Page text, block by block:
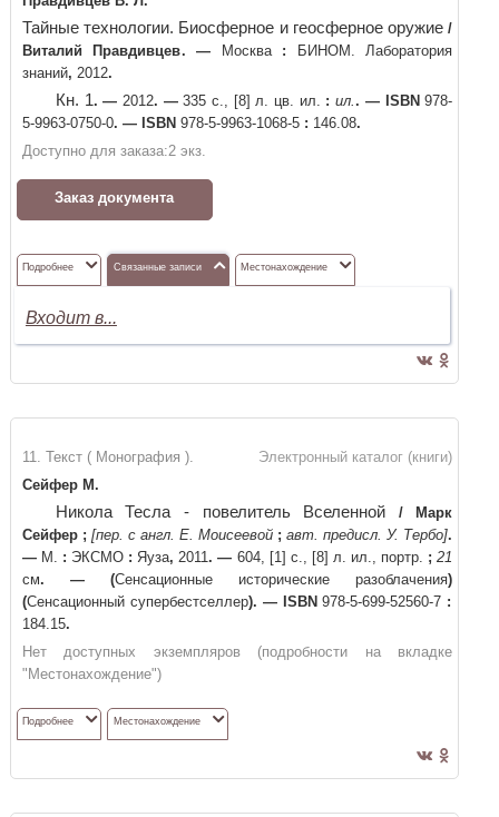
Тайные технологии. Биосферное и геосферное оружие /
Виталий Правдивцев. — Москва : БИНОМ. Лаборатория
знаний, 2012.
Кн. 1. — 2012. —335 с., [8] л. цв. ил. : ил.. — ISBN 978-
5-9963-0750-0. — ISBN 978-5-9963-1068-5 : 146.08.
Доступно для заказа:2 экз.
Заказ документа
Подробнее Связанные записи Местонахождение
Входит в...
Электронный каталог (книги)
11. Текст ( Монография ).
Сейфер М.
Никола Тесла - повелитель Вселенной /
Марк
Сейфер ; [пер. с англ. Е. Моисеевой ; авт. предисл. У. Тербо].
—М. : ЭКСМО : Яуза, 2011. — 604, [1] с., [8] л. ил., портр. ; 21
см. — (Сенсационные исторические разоблачения)
(Сенсационный супербестселлер). — ISBN 978-5-699-52560-7 :
184.15.
Нет доступных экземпляров (подробности на вкладке
"Местонахождение")
Подробнее Местонахождение